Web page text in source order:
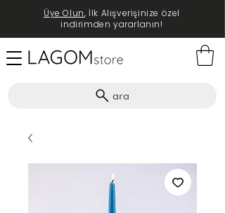
ara
Üye Olun, İlk Alışverişinize özel
indirimden yararlanın!